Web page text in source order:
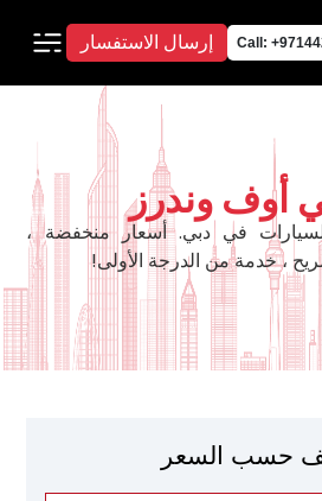
Call: إرسال الاستفسار
أوف وندرز
في دبي. أسعار منخفضة ،
، خدمة من الدرجة الأولى!
حسب السعر